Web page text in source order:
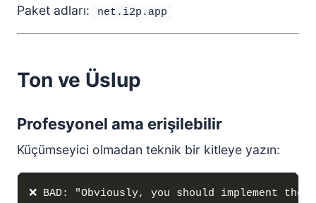
Paket adları: net.i2p.app
Ton ve Üslup
Profesyonel ama erişilebilir
Küçümseyici olmadan teknik bir kitleye yazın: